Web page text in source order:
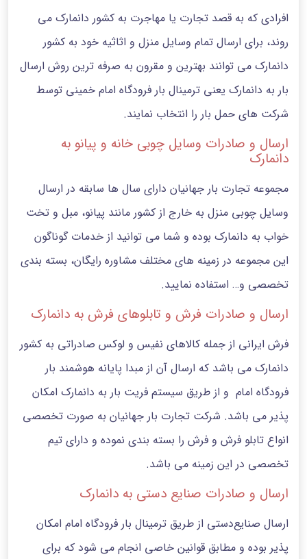
افرادی که به قصد تجارت یا مهاجرت به کشور دانمارک می
روند، برای ارسال تمام وسایل منزل و اثاثیه خود به کشور
دانمارک می توانند بهترین و مقرون به صرفه ترین روش ارسال
بار به دانمارک یعنی ترمینال بار فرودگاه امام خمینی توسط
شرکت های حمل بار را انتخاب نمایند.
ارسال و صادرات وسایل چوبی خانه و پیانو به
دانمارک
مجموعه تجارت بار جهانیان دارای سال ها سابقه در ارسال
وسایل چوبی منزل به خارج از کشور مانند پیانو، مبل و تخت
خواب به دانمارک بوده و شما می توانید از خدمات گوناگون
این مجموعه در زمینه های مختلف مشاوره رایگان، بسته بندی
تخصصی و… استفاده نمایید.
ارسال و صادرات فرش و تابلوهای فرش به دانمارک
فرش ایرانی از جمله کالاهای نفیس و لوکس صادراتی به کشور
دانمارک می باشد که ارسال آن از مبدا پایانه هوشمند بار
فرودگاه امام و از طریق سیستم فریت بار به دانمارک امکان
پذیر می باشد. شرکت تجارت بار جهانیان به صورت تخصصی
انواع تابلو فرش و فرش را بسته بندی نموده و دارای تیم
تخصصی در این زمینه می باشد.
ارسال و صادرات صنایع دستی به دانمارک
ارسال صنایع‌دستی از طریق ترمینال بار فرودگاه امام امکان
پذیر بوده و مطابق قوانین خاصی انجام می شود که برای